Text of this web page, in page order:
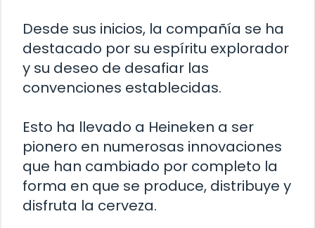
Desde sus inicios, la compañía se ha
destacado por su espíritu explorador
y su deseo de desafiar las
convenciones establecidas.
Esto ha llevado a Heineken a ser
pionero en numerosas innovaciones
que han cambiado por completo la
forma en que se produce, distribuye y
disfruta la cerveza.